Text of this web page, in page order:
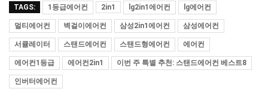
TAGS: 1등급에어컨 2in1 lg2in1에어컨 lg에어컨
멀티에어컨 벽걸이에어컨 삼성2in1에어컨 삼성에어컨
서큘레이터 스탠드에어컨 스탠드형에어컨 에어컨
에어컨1등급 에어컨2in1 이번 주 특별 추천: 스탠드에어컨 베스트8
인버터에어컨